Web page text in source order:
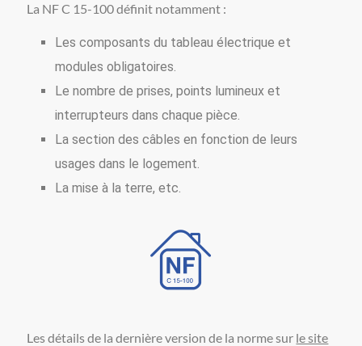
La NF C 15-100 définit notamment :
Les composants du tableau électrique et
modules obligatoires.
Le nombre de prises, points lumineux et
interrupteurs dans chaque pièce.
La section des câbles en fonction de leurs
usages dans le logement.
La mise à la terre, etc.
Les détails de la dernière version de la norme sur le site